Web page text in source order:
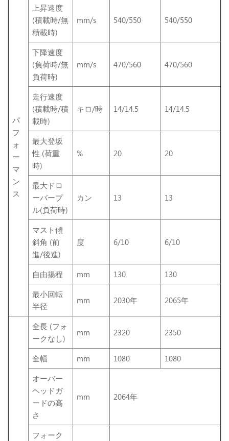
パ
フ
ォ
ー
マ
ン
ス
上昇速度
(積載時/無
積載時)
mm/s 540/550 540/550
下降速度
(負荷時/無
負荷時)
mm/s 470/560 470/560
走行速度
(積載時/積
載時)
キロ/時 14/14.5 14/14.5
最大登坂
性 (荷重
時)
% 20 20
最大ドロ
ーバープ
ル(負荷時)
カン 13 13
マスト傾
斜角 (前
進/後進)
度 6/10 6/10
自由揚程 mm 130
130
最小回転
半径
mm 2030年 2065年
全長 (フォ
ークなし)
mm 2320 2350
全幅 mm 1080
1080
オーバー
ヘッドガ
ードの高
さ
mm 2064年
フォーク